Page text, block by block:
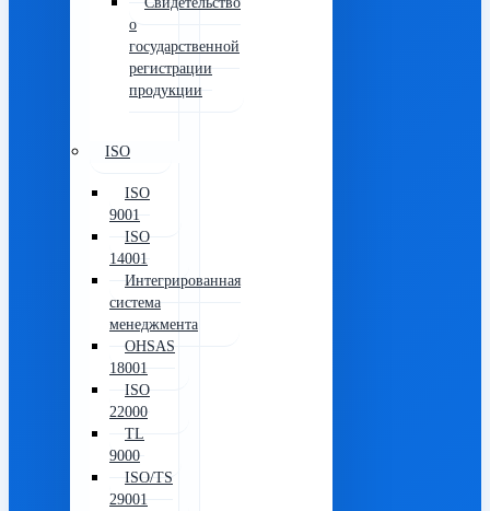
о
государственной
регистрации
продукции
ISO
ISO
9001
ISO
14001
Интегрированная
система
менеджмента
OHSAS
18001
ISO
22000
TL
9000
ISO/TS
29001